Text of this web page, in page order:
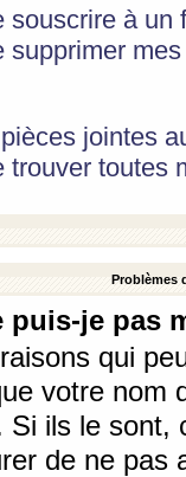
souscrire à
supprimer
jointes
trouver toutes
Problèmes
puis-je pas
qui
votre nom
Si ils le sont,
de ne pas